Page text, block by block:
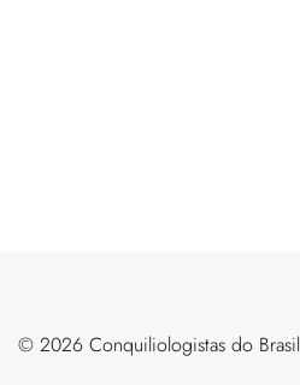
©️ 2026 Conquiliologistas do Brasil